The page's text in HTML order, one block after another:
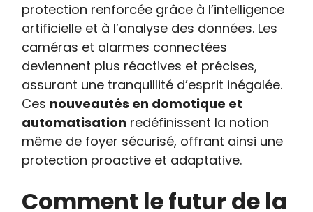
protection renforcée grâce à l’intelligence
artificielle et à l’analyse des données. Les
caméras et alarmes connectées
deviennent plus réactives et précises,
assurant une tranquillité d’esprit inégalée.
Ces nouveautés en domotique et
automatisation redéfinissent la notion
même de foyer sécurisé, offrant ainsi une
protection proactive et adaptative.
Comment le futur de la